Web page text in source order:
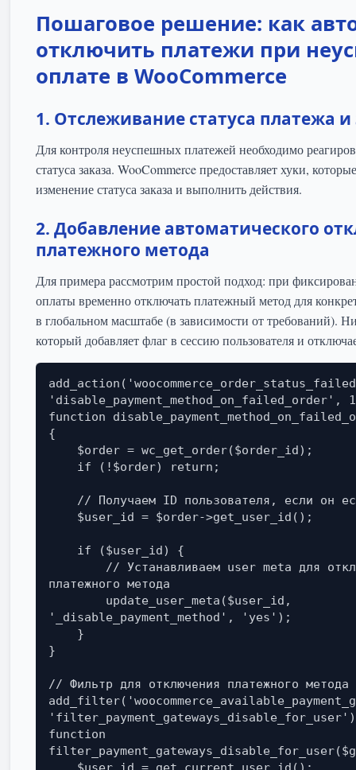
Пошаговое решение: как
отключить платежи при
оплате в WooCommerce
1. Отслеживание статуса платежа и
Для контроля неуспешных платежей необходимо
статуса заказа. WooCommerce предоставляет хуки,
изменение статуса заказа и выполнить действия.
2. Добавление автоматического
платежного метода
Для примера рассмотрим простой подход: при
оплаты временно отключать платежный метод для
в глобальном масштабе (в зависимости от требований).
который добавляет флаг в сессию пользователя и
'disable_payment_method_on_failed_order',
function
{
платежного метода
'_disable_payment_method', 'yes');
}
// Фильтр для отключения платежного метода
function